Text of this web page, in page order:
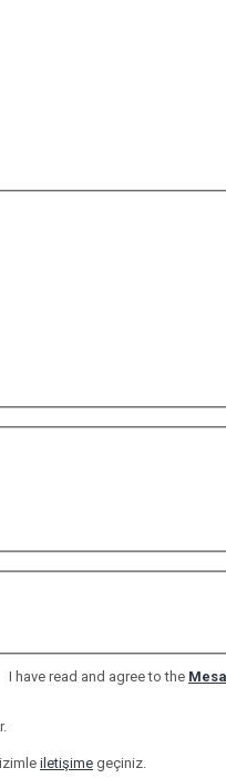
I have read and agree to the
iletişime geçiniz.